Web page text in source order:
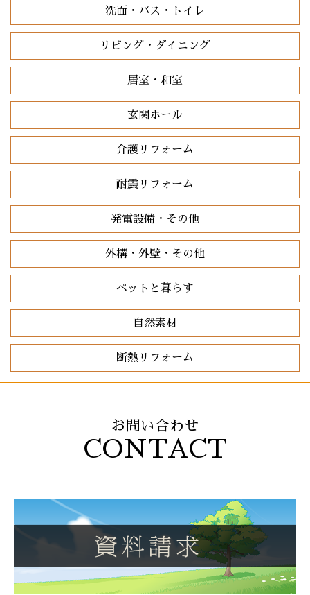
洗面・バス・トイレ
リビング・ダイニング
居室・和室
玄関ホール
介護リフォーム
耐震リフォーム
発電設備・その他
外構・外壁・その他
ペットと暮らす
自然素材
断熱リフォーム
お問い合わせ
CONTACT